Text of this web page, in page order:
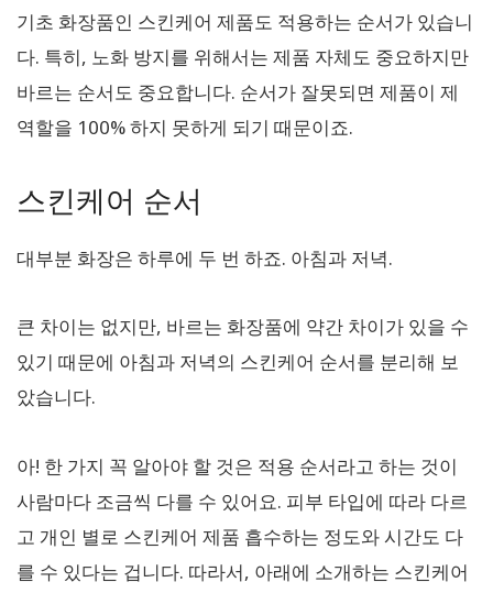
기초 화장품인 스킨케어 제품도 적용하는 순서가 있습니
다. 특히, 노화 방지를 위해서는 제품 자체도 중요하지만
바르는 순서도 중요합니다. 순서가 잘못되면 제품이 제
역할을 100% 하지 못하게 되기 때문이죠.
스킨케어 순서
대부분 화장은 하루에 두 번 하죠. 아침과 저녁.
큰 차이는 없지만, 바르는 화장품에 약간 차이가 있을 수
있기 때문에 아침과 저녁의 스킨케어 순서를 분리해 보
았습니다.
아! 한 가지 꼭 알아야 할 것은 적용 순서라고 하는 것이
사람마다 조금씩 다를 수 있어요. 피부 타입에 따라 다르
고 개인 별로 스킨케어 제품 흡수하는 정도와 시간도 다
를 수 있다는 겁니다. 따라서, 아래에 소개하는 스킨케어